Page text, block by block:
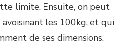
limite. Ensuite, on peut
avoisinant les 100kg, et qui
de ses dimensions.